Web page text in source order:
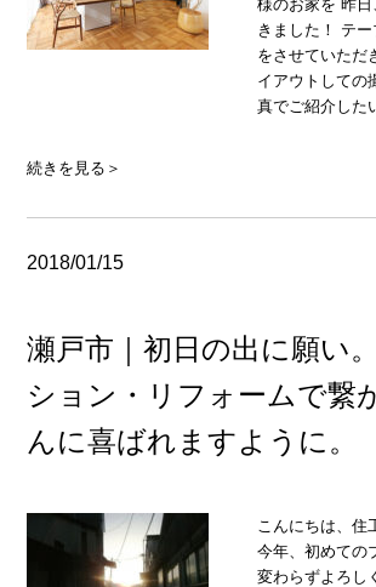
様のお家を 昨
きました！ テ
をさせていただ
イアウトしての
真でご紹介した
続きを見る＞
2018/01/15
瀬戸市｜初日の出に願い
ション・リフォームで繋
んに喜ばれますように。
こんにちは、住
今年、初めての
変わらずよろし